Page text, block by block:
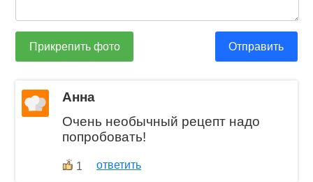
Прикрепить фото Отправить
Анна
Очень необычный рецепт надо
попробовать!
1 ответить